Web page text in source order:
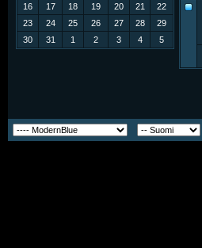
16
17 18 19 20 21
22
23
24 25 26 27 28
29
30
31 1 2 3 4 5